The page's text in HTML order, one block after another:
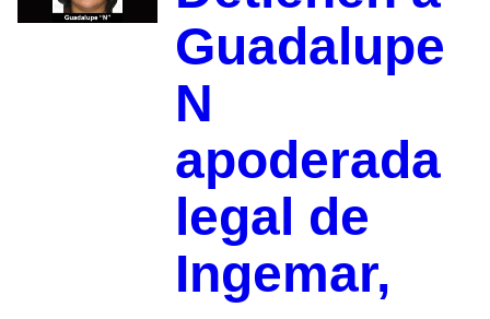
Guadalupe
N
apoderada
legal de
Ingemar,